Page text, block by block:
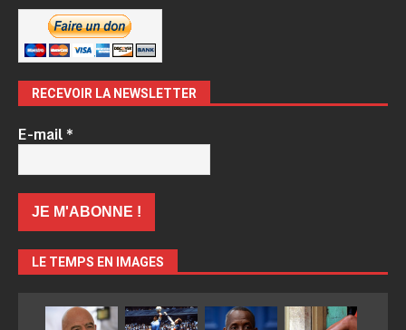
RECEVOIR LA NEWSLETTER
E-mail*
LE TEMPS EN IMAGES